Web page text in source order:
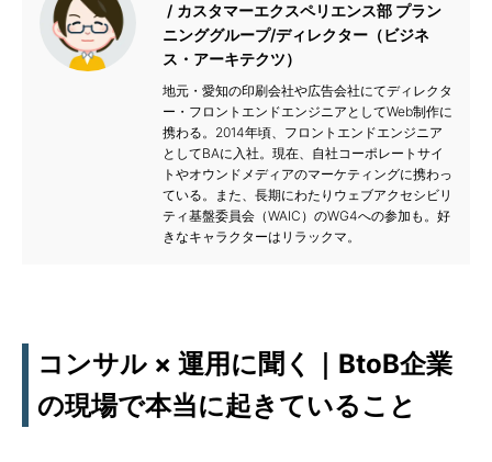
カスタマーエクスペリエンス部 プラン
ニンググループ/ディレクター（ビジネ
ス・アーキテクツ）
地元・愛知の印刷会社や広告会社にてディレクタ
ー・フロントエンドエンジニアとしてWeb制作に
携わる。2014年頃、フロントエンドエンジニア
としてBAに入社。現在、自社コーポレートサイ
トやオウンドメディアのマーケティングに携わっ
ている。また、長期にわたりウェブアクセシビリ
ティ基盤委員会（WAIC）のWG4への参加も。好
きなキャラクターはリラックマ。
コンサル × 運用に聞く｜BtoB企業
の現場で本当に起きていること